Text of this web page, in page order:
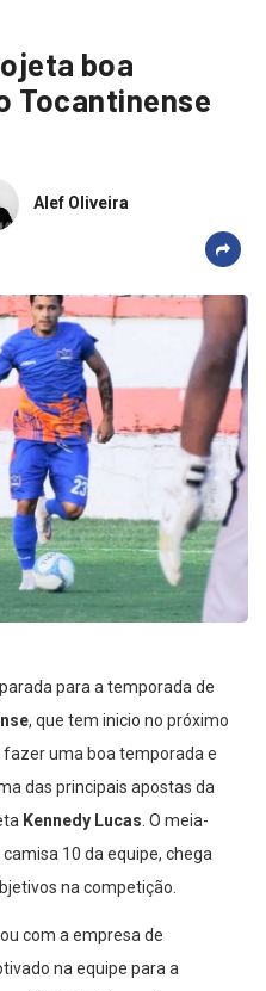
boa
Tocantinense
Alef Oliveira
para a temporada de
, que tem inicio no próximo
uma boa temporada e
das principais apostas da
Kennedy Lucas. O meia-
10 da equipe, chega
na competição.
com a empresa de
na equipe para a